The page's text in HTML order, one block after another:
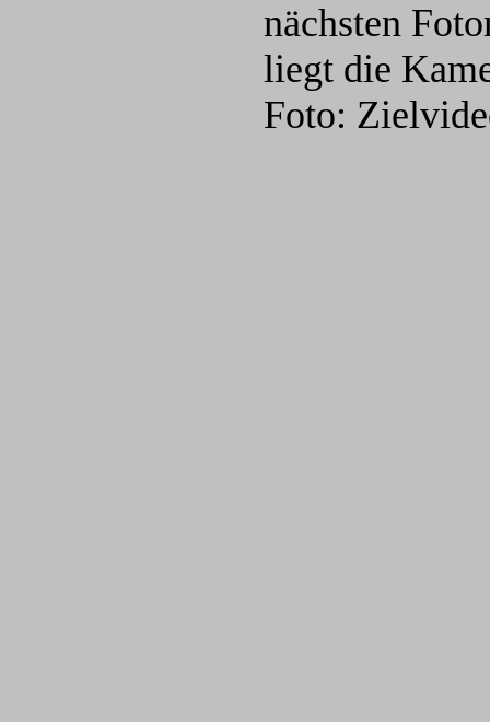
nächsten
liegt die
Foto: